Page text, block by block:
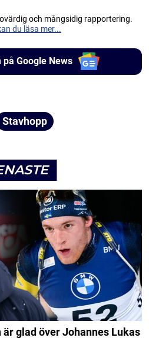
och mångsidig rapportering.
du läsa mer...
på Google News
Stavhopp
glad över Johannes Lukas